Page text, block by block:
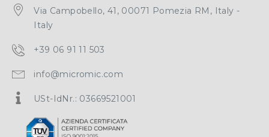
Via Campobello, 41, 00071 Pomezia RM, Italy -
Italy
+39 06 91 11 503
info@micromic.com
USt-IdNr.: 03669521001